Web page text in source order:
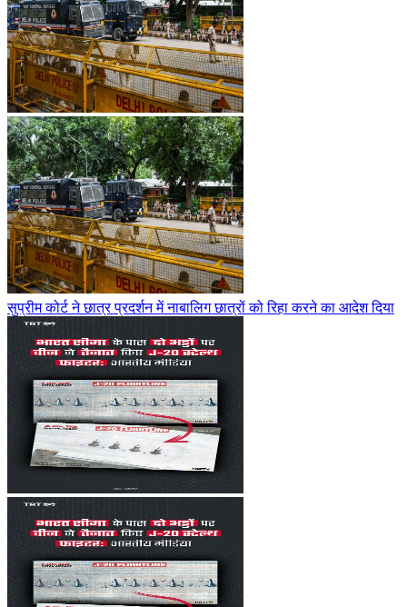
सुप्रीम कोर्ट ने छात्र प्रदर्शन में नाबालिग छात्रों को रिहा करने का आदेश दिया